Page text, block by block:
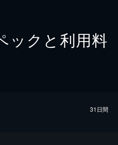
ックと利用料
31日間